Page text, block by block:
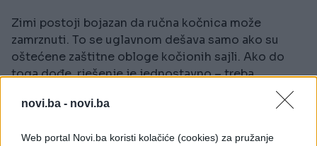
novi.ba - novi.ba
Web portal Novi.ba koristi kolačiće (cookies) za pružanje
Zimi postoji bojazan da ručna kočnica može
zamrznuti. To se uglavnom dešava samo ako su
oštećene zaštitne obloge kočionih sajli. Ako do
toga dođe, rješenje je jednostavno – treba
savjetuju redovnu upotrebu ručne kočnice, kako bi